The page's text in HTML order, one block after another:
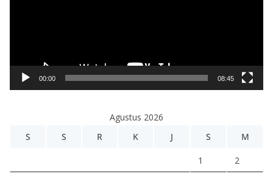
d
00:00 08:45
Agustus 2026
S
S R K J S M
1 2